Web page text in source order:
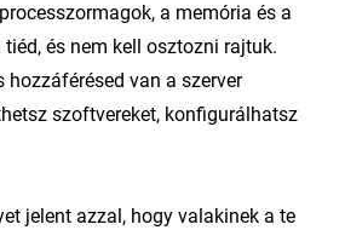
a memória és a
és nem kell osztozni rajtuk.
hozzáférésed van a szerver
szoftvereket, konfigurálhatsz
jelent azzal, hogy valakinek a te